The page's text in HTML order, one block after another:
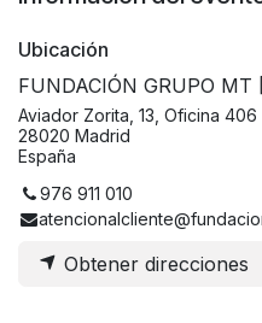
Ubicación
FUNDACIÓN GRUPO MT
Aviador Zorita, 13, Oficina 406
28020 Madrid
España
976 911 010
Obtener direcciones